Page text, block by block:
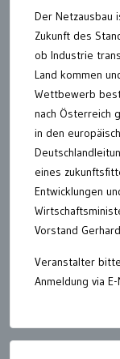
Der Netzausbau
Zukunft des
ob Industrie
Land kommen
Wettbewerb
nach Österreich
in den
eines
Entwicklungen
Vorstand
Veranstalter
Anmeldung via